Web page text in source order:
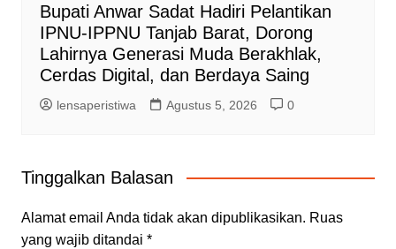
Bupati Anwar Sadat Hadiri Pelantikan
IPNU-IPPNU Tanjab Barat, Dorong
Lahirnya Generasi Muda Berakhlak,
Cerdas Digital, dan Berdaya Saing
lensaperistiwa Agustus 5, 2026 0
Tinggalkan Balasan
Alamat email Anda tidak akan dipublikasikan. Ruas
yang wajib ditandai *